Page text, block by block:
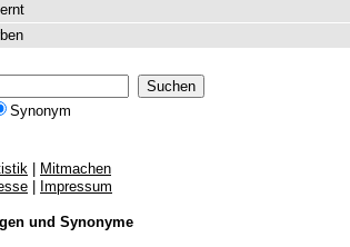
Synonym
Mitmachen
Impressum
und Synonyme